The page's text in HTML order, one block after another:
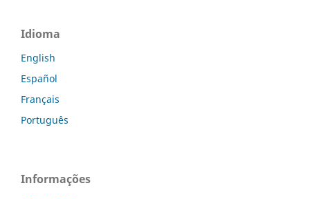
Idioma
English
Español
Français
Português
Informações